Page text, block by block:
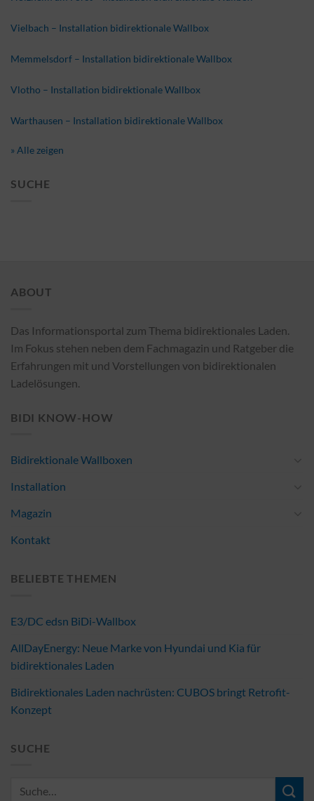
Vielbach – Installation bidirektionale Wallbox
Memmelsdorf – Installation bidirektionale Wallbox
Vlotho – Installation bidirektionale Wallbox
Warthausen – Installation bidirektionale Wallbox
» Alle zeigen
SUCHE
ABOUT
Das Informationsportal zum Thema bidirektionales Laden.
Im Fokus stehen neben dem Fachmagazin und Ratgeber die
Erfahrungen mit und Vorstellungen von bidirektionalen
Ladelösungen.
BIDI KNOW-HOW
Bidirektionale Wallboxen
Installation
Magazin
Kontakt
BELIEBTE THEMEN
E3/DC edsn BiDi-Wallbox
AllDayEnergy: Neue Marke von Hyundai und Kia für
bidirektionales Laden
Bidirektionales Laden nachrüsten: CUBOS bringt Retrofit-
Konzept
SUCHE